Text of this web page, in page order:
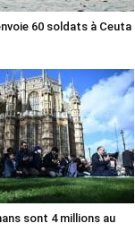
60 soldats à Ceuta
sont 4 millions au